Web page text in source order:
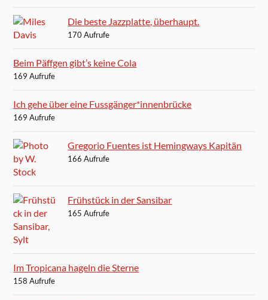
Die beste Jazzplatte, überhaupt.
170 Aufrufe
Beim Päffgen gibt’s keine Cola
169 Aufrufe
Ich gehe über eine Fussgänger*innenbrücke
169 Aufrufe
Gregorio Fuentes ist Hemingways Kapitän
166 Aufrufe
Frühstück in der Sansibar
165 Aufrufe
Im Tropicana hageln die Sterne
158 Aufrufe